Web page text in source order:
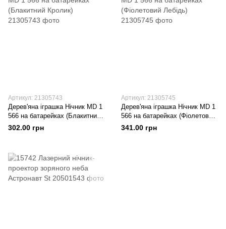
Артикул: 21305743
Дерев'яна іграшка Нічник MD 1
566 на батарейках (Блакитний
Кролик)
302.00 грн
Артикул: 21305745
Дерев'яна іграшка Нічник MD 1
566 на батарейках (Фіолетовий
Лебідь)
341.00 грн